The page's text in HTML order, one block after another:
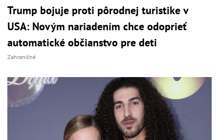
Trump bojuje proti pôrodnej turistike v
USA: Novým nariadením chce odoprieť
automatické občianstvo pre deti
Zahraničné